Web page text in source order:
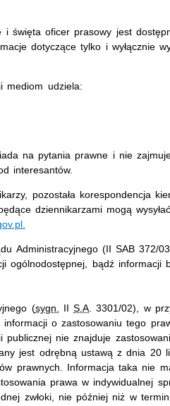
i święta oficer prasowy jest
dotyczące tylko i wyłącznie
mediom udziela:
na pytania prawne i nie
interesantów.
pozostała korespondencja
dziennikarzami mogą
Administracyjnego (II SAB 372/
ogólnodostępnej, bądź informacji
(sygn. IIS.A . 3301/02), w
o zastosowaniu tego
nie znajduje
jest odrębną ustawą z dnia 20
prawnych. Informacja taka nie
prawa w indywidualnej
zwłoki, nie później niż w